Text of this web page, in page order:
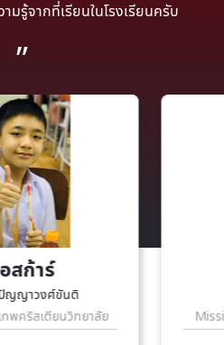
ามรู้จากที่เรียนในโรงเรียนครับ
สก้าร์
ญญาวงศ์ขันติ
ทพคริสเตียนวิทยาลัย